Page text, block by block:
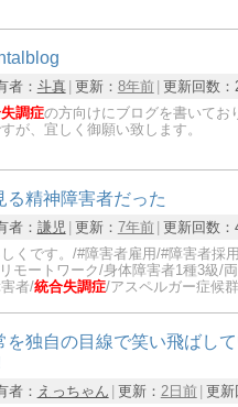
者： 斗真 更新： 8年前 更新回数：
調症の方向けにブログを書いてお
が、宜しく御願い致します。
る精神障害者だった
者： 謙児 更新： 7年前 更新回数：
しくです。/#障害者雇用/#障害者採
モートワーク/身体障害者1種3級/
者/統合失調症/アスペルガー症候
を独自の目線で笑い飛ばし
者： えっちゃん 更新： 2日前 更新